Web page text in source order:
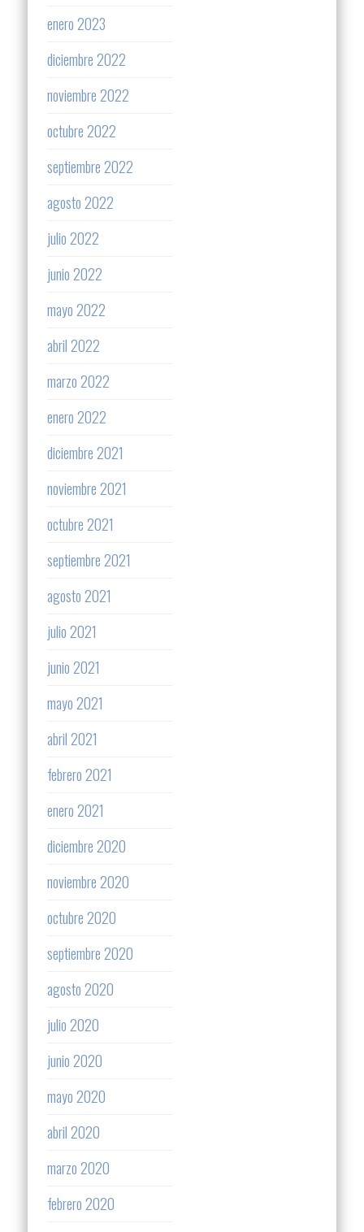
enero 2023
diciembre 2022
noviembre 2022
octubre 2022
septiembre 2022
agosto 2022
julio 2022
junio 2022
mayo 2022
abril 2022
marzo 2022
enero 2022
diciembre 2021
noviembre 2021
octubre 2021
septiembre 2021
agosto 2021
julio 2021
junio 2021
mayo 2021
abril 2021
febrero 2021
enero 2021
diciembre 2020
noviembre 2020
octubre 2020
septiembre 2020
agosto 2020
julio 2020
junio 2020
mayo 2020
abril 2020
marzo 2020
febrero 2020